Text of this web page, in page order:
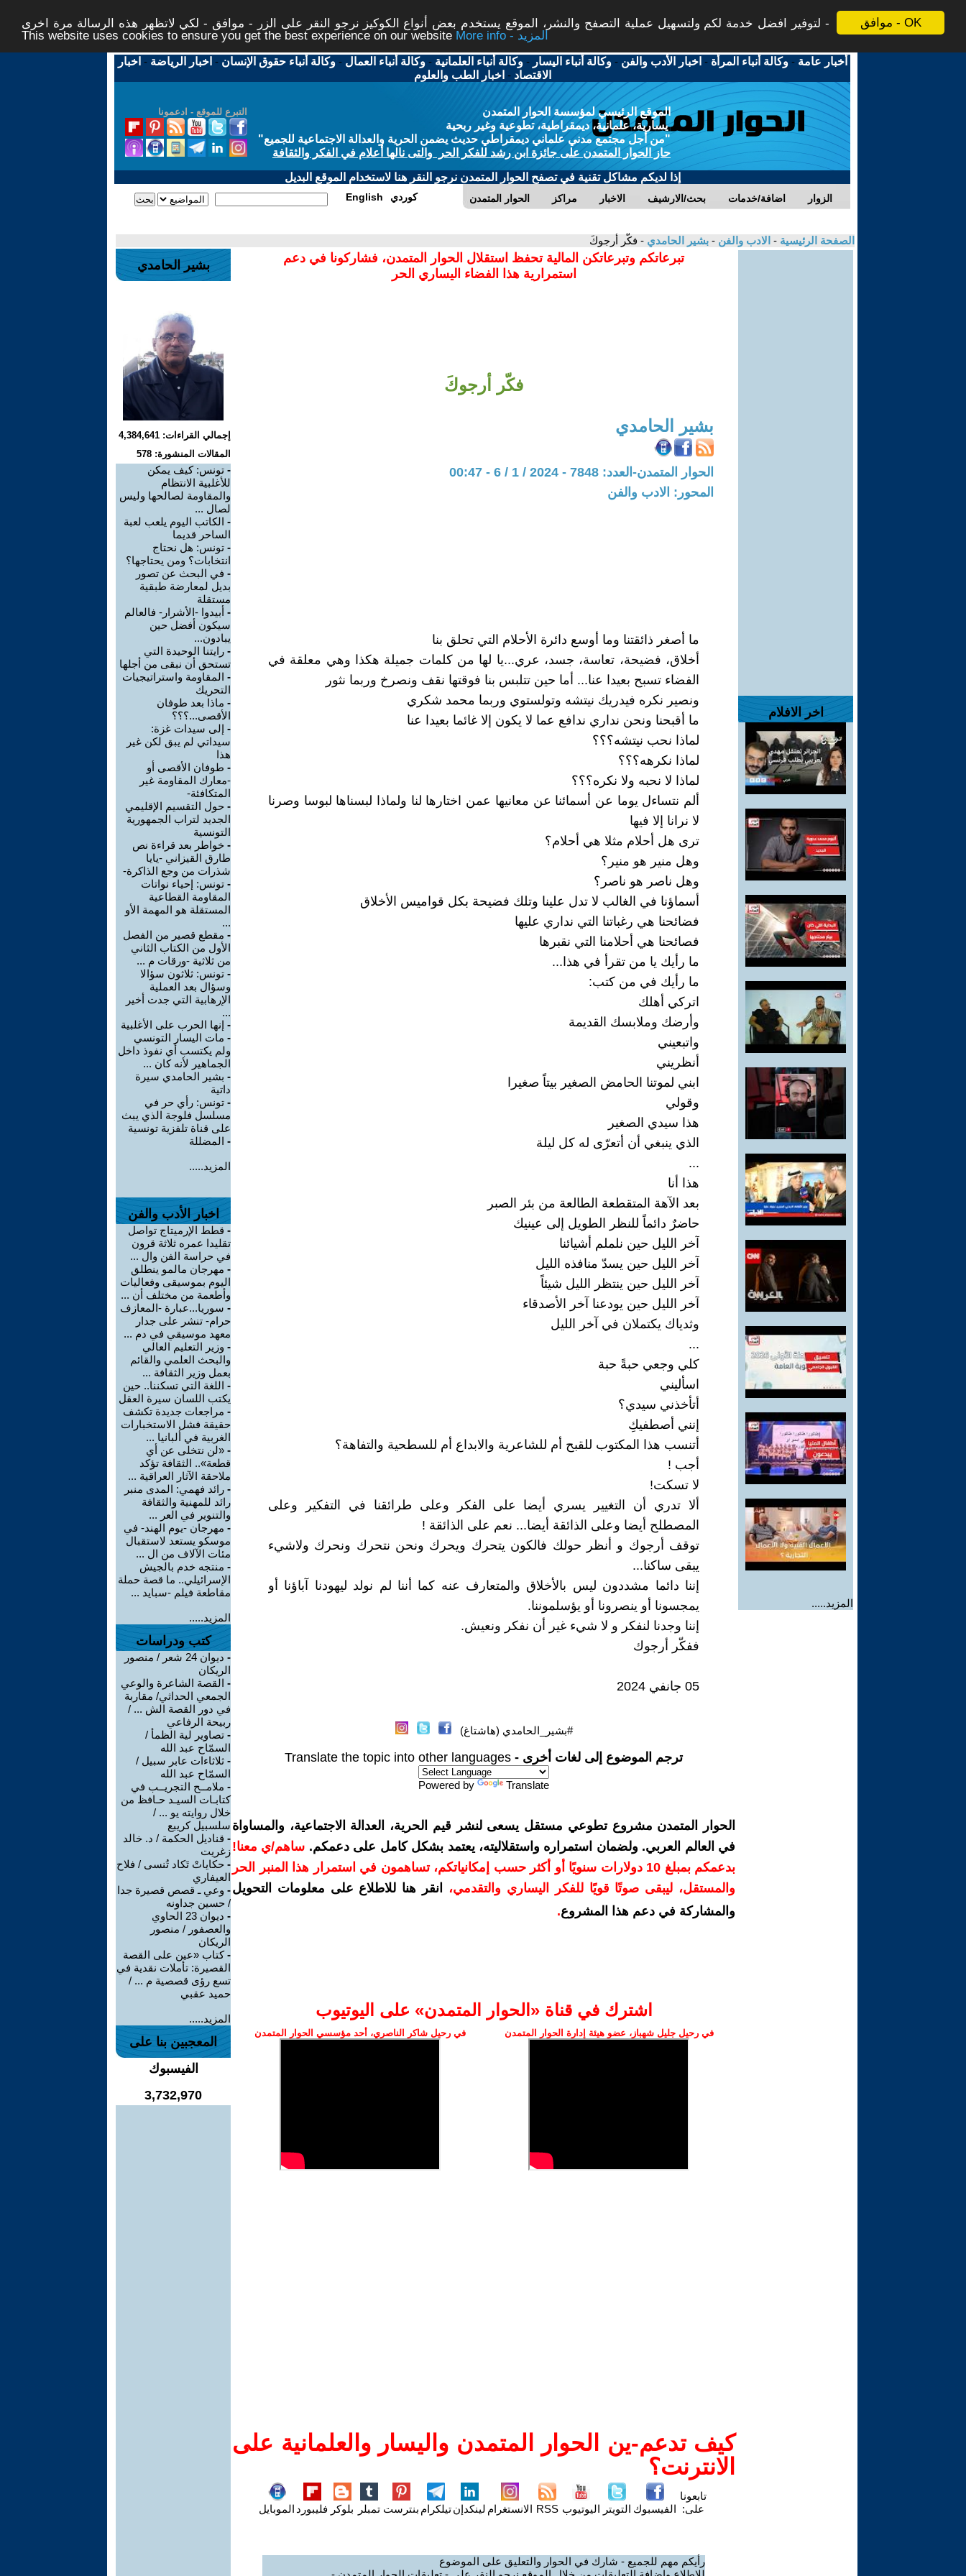
موافق - OK
لتوفير افضل خدمة لكم ولتسهيل عملية التصفح والنشر، الموقع يستخدم بعض أنواع الكوكيز نرجو النقر على الزر - موافق - لكي لاتظهر هذه الرسالة مرة اخرى -
This website uses cookies to ensure you get the best experience on our website
More info - المزيد
أخبار عامة -وكالة أنباء المرأة - اخبار الأدب والفن -وكالة أنباء اليسار -وكالة أنباء العلمانية -وكالة أنباء العمال -وكالة أنباء حقوق الإنسان - اخبار الرياضة - اخبار
الاقتصاد - اخبار الطب والعلوم
التبرع للموقع - ادعمونا
الموقع الرئيسي لمؤسسة الحوار المتمدن
يسارية، علمانية، ديمقراطية، تطوعية وغير ربحية
"من أجل مجتمع مدني علماني ديمقراطي حديث يضمن الحرية والعدالة الاجتماعية للجميع"
حاز الحوار المتمدن على جائزة ابن رشد للفكر الحر والتى نالها أعلام في الفكر والثقافة
إذا لديكم مشاكل تقنية في تصفح الحوار المتمدن نرجو النقر هنا لاستخدام الموقع البديل
الحوار المتمدن مراكز الاخبار بحث/الارشيف اضافة/خدمات الزوار English كوردي
الصفحة الرئيسية - الادب والفن - بشير الحامدي - فكّر أرجوكَ
اخر الافلام
المزيد.....
تبرعاتكم وتبرعاتكن المالية تحفظ استقلال الحوار المتمدن، فشاركونا في دعم
استمرارية هذا الفضاء اليساري الحر
فكّر أرجوكَ
بشير الحامدي
الحوار المتمدن-العدد: 7848 - 2024 / 1 / 6 - 00:47
المحور: الادب والفن
ما أصغر ذائقتنا وما أوسع دائرة الأحلام التي تحلق بنا
أخلاق، فضيحة، تعاسة، جسد، عري...يا لها من كلمات جميلة هكذا وهي معلقة في
الفضاء تسبح بعيدا عنا... أما حين تتلبس بنا فوقتها نقف ونصرخ وربما نثور
ونصير نكره فيدريك نيتشه وتولستوي وربما محمد شكري
ما أقبحنا ونحن نداري ندافع عما لا يكون إلا غائما بعيدا عنا
لماذا نحب نيتشه؟؟؟
لماذا نكرهه؟؟؟
لماذا لا نحبه ولا نكره؟؟؟
ألم نتساءل يوما عن أسمائنا عن معانيها عمن اختارها لنا ولماذا لبسناها لبوسا وصرنا
لا نرانا إلا فيها
ترى هل أحلام مثلا هي أحلام؟
وهل منير هو منير؟
وهل ناصر هو ناصر؟
أسماؤنا في الغالب لا تدل علينا وتلك فضيحة بكل قواميس الأخلاق
فضائحنا هي رغباتنا التي نداري عليها
فصائحنا هي أحلامنا التي نقبرها
ما رأيك يا من تقرأ في هذا...
ما رأيك في من كتب:
اتركي أهلك
وأرضك وملابسك القديمة
واتبعيني
أنظريني
ابني لموتنا الحامض الصغير بيتاً صغيرا
وقولي
هذا سيدي الصغير
الذي ينبغي أن أتعرّى له كل ليلة
...
هذا أنا
بعد الآهة المتقطعة الطالعة من بئر الصبر
حاضرٌ دائماً للنظر الطويل إلى عينيك
آخر الليل حين نلملم أشيائنا
آخر الليل حين يسدّ منافذه الليل
آخر الليل حين ينتظر الليل شيئاً
آخر الليل حين يودعنا آخر الأصدقاء
وثدياك يكتملان في آخر الليل
...
كلي وجعي حبةً حبة
اسأليني
أتأخذني سيدي؟
إنني أصطفيكِ
أتنسب هذا المكتوب للقبح أم للشاعرية والابداع أم للسطحية والتفاهة؟
أجب !
لا تسكت!
ألا تدري أن التغيير يسري أيضا على الفكر وعلى طرائقنا في التفكير وعلى
المصطلح أيضا وعلى الذائقة أيضا... نعم على الذائقة !
توقف أرجوك و أنظر حولك فالكون يتحرك ويحرك ونحن نتحرك ونحرك ولاشيء
يبقى ساكنا...
إننا دائما مشددون ليس بالأخلاق والمتعارف عنه كما أننا لم نولد ليهودنا آباؤنا أو
يمجسونا أو ينصرونا أو يؤسلموننا.
إننا وجدنا لنفكر و لا شيء غير أن نفكر ونعيش.
ففكّر أرجوك
05 جانفي 2024
#بشير_الحامدي (هاشتاغ)
ترجم الموضوع إلى لغات أخرى - Translate the topic into other languages
Powered by Translate
الحوار المتمدن مشروع تطوعي مستقل يسعى لنشر قيم الحرية، العدالة الاجتماعية، والمساواة
في العالم العربي. ولضمان استمراره واستقلاليته، يعتمد بشكل كامل على دعمكم. ساهم/ي معنا!
بدعمكم بمبلغ 10 دولارات سنويًا أو أكثر حسب إمكانياتكم، تساهمون في استمرار هذا المنبر الحر
والمستقل، ليبقى صوتًا قويًا للفكر اليساري والتقدمي،
انقر هنا للاطلاع على معلومات التحويل
والمشاركة في دعم هذا المشروع.
اشترك في قناة ‫«الحوار المتمدن» على اليوتيوب
في رحيل جليل شهباز، عضو هيئة إدارة الحوار المتمدن في رحيل شاكر الناصري، أحد مؤسسي الحوار المتمدن
كيف تدعم-ين الحوار المتمدن واليسار والعلمانية على
الانترنت؟
تابعونا
على: الفيسبوك التويتر اليوتيوب RSS الانستغرام لينكدإنتيلكرام بنترست تمبلر بلوكر فليبورد الموبايل
رأيكم مهم للجميع - شارك في الحوار والتعليق على الموضوع
بشير الحامدي
إجمالي القراءات: 4,384,641
المقالات المنشورة: 578
- تونس: كيف يمكن
للأغلبية الانتظام
والمقاومة لصالحها وليس
لصال ...
- الكاتب اليوم يلعب لعبة
الساحر قديما
- تونس: هل نحتاج
انتخابات؟ ومن يحتاجها؟
- في البحث عن تصور
بديل لمعارضة طبقية
مستقلة
- أبيدوا -الأشرار- فالعالم
سيكون أفضل حين
يبادون...
- رايتنا الوحيدة التي
تستحق أن نبقى من أجلها
- المقاومة واستراتيجيات
التحريك
- ماذا بعد طوفان
الأقصى...؟؟؟
- إلى سيدات غزة:
سيداتي لم يبق لكن غير
هذا
- طوفان الأقصى أو
-معارك المقاومة غير
المتكافئة-
- حول التقسيم الإقليمي
الجديد لتراب الجمهورية
التونسية
- خواطر بعد قراءة نص
طارق القيزاني -يايا
شذرات من وجع الذاكرة-
- تونس: إحياء نواتات
المقاومة القطاعية
المستقلة هو المهمة الأو
...
- مقطع قصير من الفصل
الأول من الكتاب الثاني
من ثلاثية -ورقات م ...
- تونس: ثلاثون سؤالا
وسؤال بعد العملية
الإرهابية التي جدت أخير
...
- إنها الحرب على الأغلبية
- مات اليسار التونسي
ولم يكتسب أي نفوذ داخل
الجماهير لأنه كان ...
- بشير الحامدي سيرة
داتية
- تونس: رأي حر في
مسلسل فلوجة الذي يبث
على قناة تلفزية تونسية
- المضللة
المزيد.....
اخبار الأدب والفن
- قطط الإرميتاج تواصل
تقليدا عمره ثلاثة قرون
في حراسة الفن وال ...
- مهرجان مالمو ينطلق
اليوم بموسيقى وفعاليات
وأطعمة من مختلف أن ...
- سوريا...عبارة -المعازف
حرام- تنشر على جدار
معهد موسيقي في دم ...
- وزير التعليم العالي
والبحث العلمي والقائم
بعمل وزير الثقافة ...
- اللغة التي تسكننا.. حين
يكتب اللسان سيرة العقل
- مراجعات جديدة تكشف
حقيقة فشل الاستخبارات
الغربية في ألبانيا ...
- «لن نتخلى عن أي
قطعة».. الثقافة تؤكد
ملاحقة الآثار العراقية ...
- رائد فهمي: المدى منبر
رائد للمهنية والثقافة
والتنوير في العر ...
- مهرجان -يوم الهند- في
موسكو يستعد لاستقبال
مئات الآلاف من ال ...
- منتجه خدم بالجيش
الإسرائيلي.. ما قصة حملة
مقاطعة فيلم -سبايد ...
المزيد.....
كتب ودراسات
-
ديوان 24 شعر / منصور
الريكان
- القصة الشاعرة والوعي
الجمعي الحداثي/ مقاربة
في دور القصة الش ... /
ربيحة الرفاعي
- تصاوير لية الظمأ /
السمّاح عبد الله
- ثلاثاءات عابر سبيل /
السمّاح عبد الله
- ملامــح التجريــب في
كتابـات السيـد حـافظ من
خلال روايته يو ... /
سلسبيل كريبع
- قناديل الحكمة / د. خالد
زغريت
- حكاياتْ تَكاد تُنسى / فلاح
العيفاري
- وعي ـ قصص قصيرة جدا
/ حسين جداونه
-
ديوان 23 الحاوي
والعصفور / منصور
الريكان
-كتاب «عين على القصة
القصيرة: تأملات نقدية في
تسع رؤى قصصية م ... /
حميد عقبي
المزيد.....
المعجبين بنا على
الفيسبوك
3,732,970